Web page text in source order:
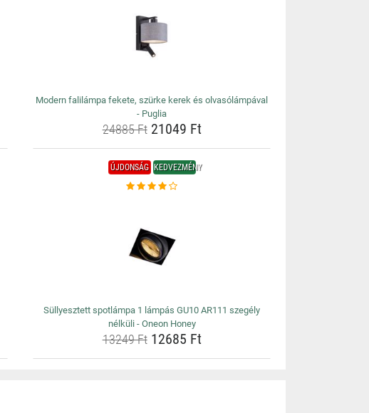
Modern falilámpa fekete, szürke kerek és olvasólámpával
- Puglia
24885 Ft21049 Ft
ÚJDONSÁG KEDVEZMÉNY
Süllyesztett spotlámpa 1 lámpás GU10 AR111 szegély
nélküli - Oneon Honey
13249 Ft12685 Ft